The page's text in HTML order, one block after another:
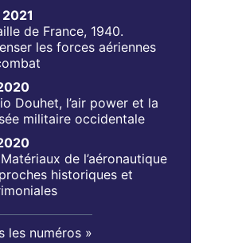
de France, 1940.
les forces aériennes
Douhet, l’air power et la
militaire occidentale
de l’aéronautique
historiques et
les numéros